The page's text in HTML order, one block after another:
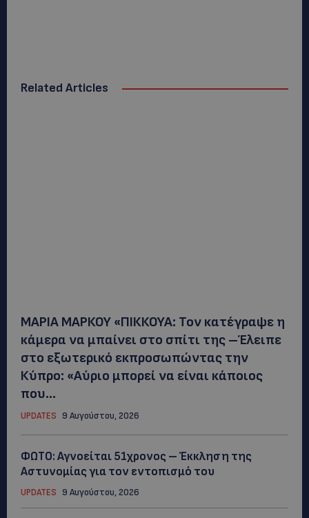
Related Articles
ΜΑΡΙΑ ΜΑΡΚΟΥ «ΠΙΚΚΟΥΑ: Τον κατέγραψε η
κάμερα να μπαίνει στο σπίτι της –Έλειπε
στο εξωτερικό εκπροσωπώντας την
Κύπρο: «Αύριο μπορεί να είναι κάποιος
που...
UPDATES 9 Αυγούστου, 2026
ΦΩΤΟ: Αγνοείται 51χρονος – Έκκληση της
Αστυνομίας για τον εντοπισμό του
UPDATES 9 Αυγούστου, 2026